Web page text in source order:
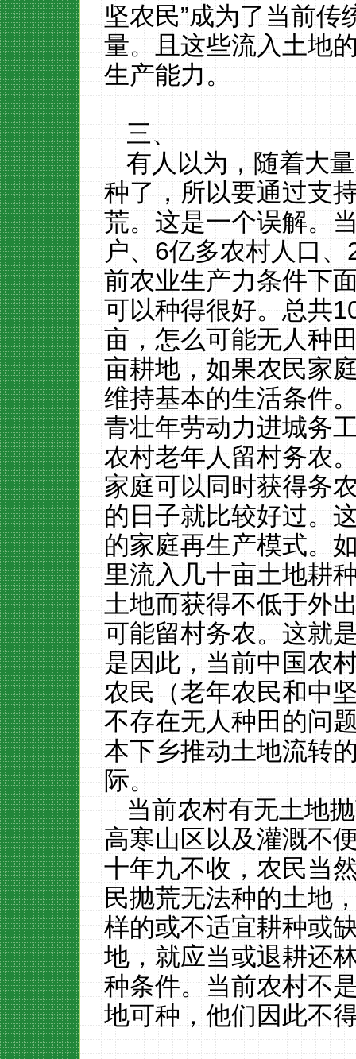
坚农民”成为了当前传
量。且这些流入土地
生产能力。
三、
有人以为，随着大
种了，所以要通过支
荒。这是一个误解。
户、6亿多农村人口、
前农业生产力条件下
可以种得很好。总共
亩，怎么可能无人种
亩耕地，如果农民家
维持基本的生活条件
青壮年劳动力进城务
农村老年人留村务农
家庭可以同时获得务
的日子就比较好过。
的家庭再生产模式。
里流入几十亩土地耕
土地而获得不低于外
可能留村务农。这就
是因此，当前中国农
农民（老年农民和中
不存在无人种田的问
本下乡推动土地流转
际。
当前农村有无土地
高寒山区以及灌溉不
十年九不收，农民当
民抛荒无法种的土地
样的或不适宜耕种或
地，就应当或退耕还
种条件。当前农村不
地可种，他们因此不